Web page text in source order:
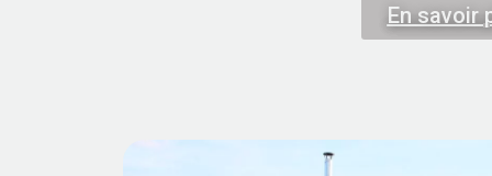
En savoir